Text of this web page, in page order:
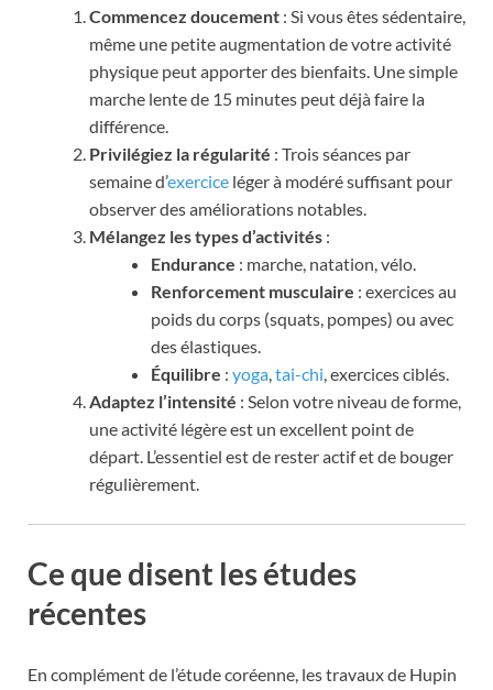
Commencez doucement : Si vous êtes sédentaire,
même une petite augmentation de votre activité
physique peut apporter des bienfaits. Une simple
marche lente de 15 minutes peut déjà faire la
différence.
Privilégiez la régularité : Trois séances par
semaine d’exercice léger à modéré suffisant pour
observer des améliorations notables.
Mélangez les types d’activités :
Endurance : marche, natation, vélo.
Renforcement musculaire : exercices au
poids du corps (squats, pompes) ou avec
des élastiques.
Équilibre : yoga,tai-chi, exercices ciblés.
Adaptez l’intensité : Selon votre niveau de forme,
une activité légère est un excellent point de
départ. L’essentiel est de rester actif et de bouger
régulièrement.
Ce que disent les études
récentes
En complément de l’étude coréenne, les travaux de Hupin